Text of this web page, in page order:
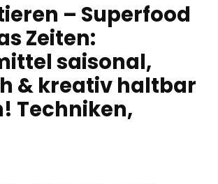
– Superfood
Zeiten:
saisonal,
& kreativ haltbar
Techniken,